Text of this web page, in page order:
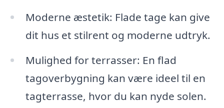
Moderne æstetik: Flade tage kan give
dit hus et stilrent og moderne udtryk.
Mulighed for terrasser: En flad
tagoverbygning kan være ideel til en
tagterrasse, hvor du kan nyde solen.